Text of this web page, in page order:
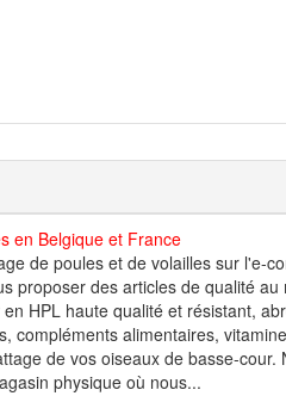
en Belgique et France
de poules et de volailles sur l'e-
proposer des articles de qualité
HPL haute qualité et résistant,
compléments alimentaires,
de vos oiseaux de basse-
physique où nous...